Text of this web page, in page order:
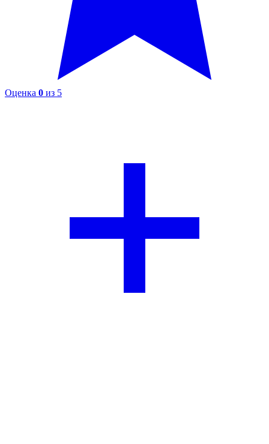
Оценка 0 из 5